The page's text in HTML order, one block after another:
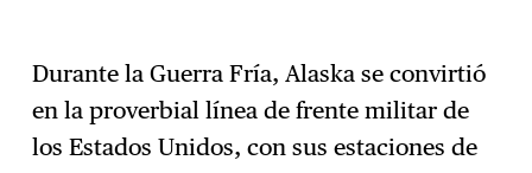
Durante la Guerra Fría, Alaska se convirtió
en la proverbial línea de frente militar de
los Estados Unidos, con sus estaciones de